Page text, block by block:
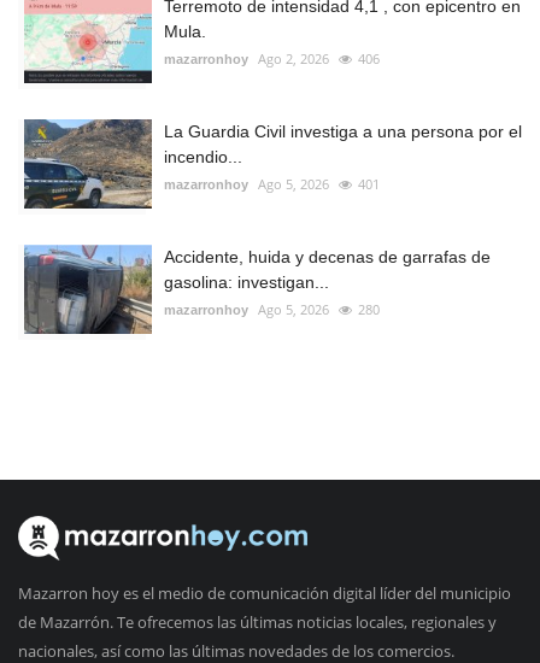
Terremoto de intensidad 4,1 , con epicentro en
Mula.
mazarronhoy Ago 2, 2026 406
La Guardia Civil investiga a una persona por el
incendio...
mazarronhoy Ago 5, 2026 401
Accidente, huida y decenas de garrafas de
gasolina: investigan...
mazarronhoy Ago 5, 2026 280
Mazarron hoy es el medio de comunicación digital líder del municipio
de Mazarrón. Te ofrecemos las últimas noticias locales, regionales y
nacionales, así como las últimas novedades de los comercios.